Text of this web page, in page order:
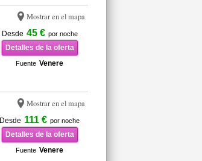
Mostrar en el mapa
Desde 45 € por noche
Detalles de la oferta
Fuente Venere
Mostrar en el mapa
Desde 111 € por noche
Detalles de la oferta
Fuente Venere